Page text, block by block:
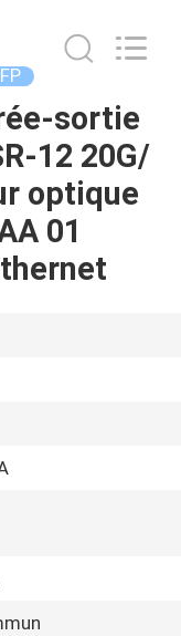
sortie
12 20G/
optique
01